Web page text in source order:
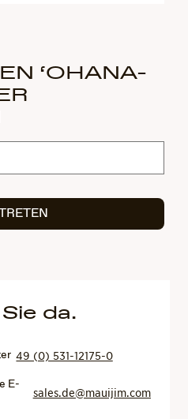
‘OHANA-
da.
49 (0) 531-12175-0
E-
sales.de@mauijim.com